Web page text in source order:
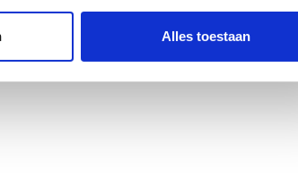
Alles toestaan